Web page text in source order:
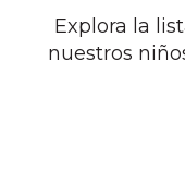
Explora la
nuestros